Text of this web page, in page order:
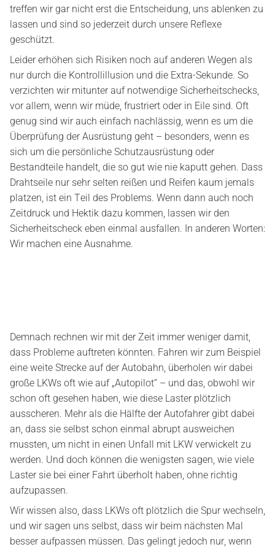
treffen wir gar nicht erst die Entscheidung, uns ablenken zu
lassen und sind so jederzeit durch unsere Reflexe
geschützt.
Leider erhöhen sich Risiken noch auf anderen Wegen als
nur durch die Kontrollillusion und die Extra-Sekunde. So
verzichten wir mitunter auf notwendige Sicherheitschecks,
vor allem, wenn wir müde, frustriert oder in Eile sind. Oft
genug sind wir auch einfach nachlässig, wenn es um die
Überprüfung der Ausrüstung geht – besonders, wenn es
sich um die persönliche Schutzausrüstung oder
Bestandteile handelt, die so gut wie nie kaputt gehen. Dass
Drahtseile nur sehr selten reißen und Reifen kaum jemals
platzen, ist ein Teil des Problems. Wenn dann auch noch
Zeitdruck und Hektik dazu kommen, lassen wir den
Sicherheitscheck eben einmal ausfallen. In anderen Worten:
Wir machen eine Ausnahme.
Demnach rechnen wir mit der Zeit immer weniger damit,
dass Probleme auftreten könnten. Fahren wir zum Beispiel
eine weite Strecke auf der Autobahn, überholen wir dabei
große LKWs oft wie auf „Autopilot“ – und das, obwohl wir
schon oft gesehen haben, wie diese Laster plötzlich
ausscheren. Mehr als die Hälfte der Autofahrer gibt dabei
an, dass sie selbst schon einmal abrupt ausweichen
mussten, um nicht in einen Unfall mit LKW verwickelt zu
werden. Und doch können die wenigsten sagen, wie viele
Laster sie bei einer Fahrt überholt haben, ohne richtig
aufzupassen.
Wir wissen also, dass LKWs oft plötzlich die Spur wechseln,
und wir sagen uns selbst, dass wir beim nächsten Mal
besser aufpassen müssen. Das gelingt jedoch nur, wenn